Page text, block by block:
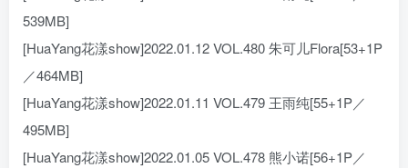
539MB]
[HuaYang花漾show]2022.01.12 VOL.480 朱可儿Flora[53+1P
／464MB]
[HuaYang花漾show]2022.01.11 VOL.479 王雨纯[55+1P／
495MB]
[HuaYang花漾show]2022.01.05 VOL.478 熊小诺[56+1P／